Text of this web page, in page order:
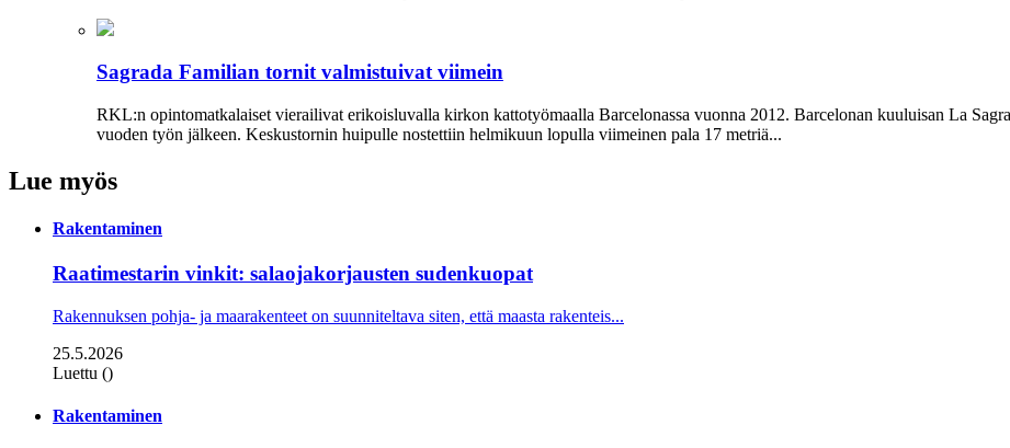
Sagrada Familian tornit valmistuivat viimein
RKL:n opintomatkalaiset vierailivat erikoisluvalla kirkon kattotyömaalla Barcelonassa vuonna 2012. Barcelonan kuuluisan La
vuoden työn jälkeen. Keskustornin huipulle nostettiin helmikuun lopulla viimeinen pala 17 metriä...
Lue myös
Rakentaminen
Raatimestarin vinkit: salaojakorjausten sudenkuopat
Rakennuksen pohja- ja maarakenteet on suunniteltava siten, että maasta rakenteis...
25.5.2026
Luettu ()
Rakentaminen